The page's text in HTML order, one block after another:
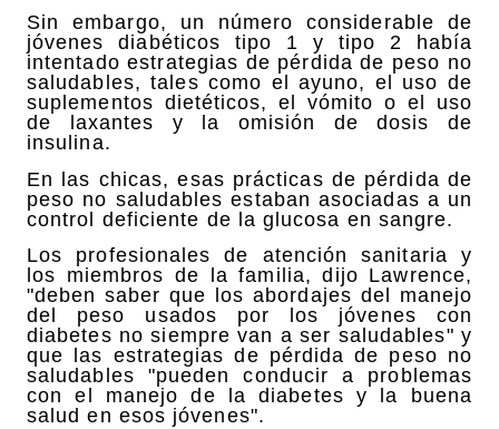
Sin embargo, un número considerable de
jóvenes diabéticos tipo 1 y tipo 2 había
intentado estrategias de pérdida de peso no
saludables, tales como el ayuno, el uso de
suplementos dietéticos, el vómito o el uso
de laxantes y la omisión de dosis de
insulina.
En las chicas, esas prácticas de pérdida de
peso no saludables estaban asociadas a un
control deficiente de la glucosa en sangre.
Los profesionales de atención sanitaria y
los miembros de la familia, dijo Lawrence,
"deben saber que los abordajes del manejo
del peso usados por los jóvenes con
diabetes no siempre van a ser saludables" y
que las estrategias de pérdida de peso no
saludables "pueden conducir a problemas
con el manejo de la diabetes y la buena
salud en esos jóvenes".